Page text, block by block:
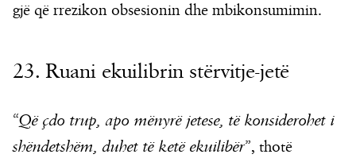
gjë që rrezikon obsesionin dhe mbikonsumimin.
23. Ruani ekuilibrin stërvitje-jetë
“Që çdo trup, apo mënyrë jetese, të konsiderohet i
shëndetshëm, duhet të ketë ekuilibër”, thotë